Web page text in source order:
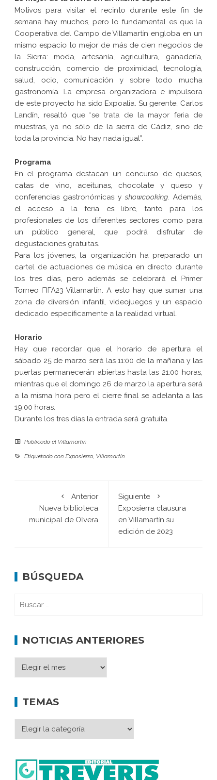
Motivos para visitar el recinto durante este fin de
semana hay muchos, pero lo fundamental es que la
Cooperativa del Campo de Villamartín engloba en un
mismo espacio lo mejor de más de cien negocios de
la Sierra: moda, artesanía, agricultura, ganadería,
construcción, comercio de proximidad, tecnología,
salud, ocio, comunicación y sobre todo mucha
gastronomía. La empresa organizadora e impulsora
de este proyecto ha sido Expoalia. Su gerente, Carlos
Landín, resaltó que “se trata de la mayor feria de
muestras, ya no sólo de la sierra de Cádiz, sino de
toda la provincia. No hay nada igual”.
Programa
En el programa destacan un concurso de quesos,
catas de vino, aceitunas, chocolate y queso y
conferencias gastronómicas y showcooking. Además,
el acceso a la feria es libre, tanto para los
profesionales de los diferentes sectores como para
un público general, que podrá disfrutar de
degustaciones gratuitas.
Para los jóvenes, la organización ha preparado un
cartel de actuaciones de música en directo durante
los tres días, pero además se celebrará el Primer
Torneo FIFA23 Villamartín. A esto hay que sumar una
zona de diversión infantil, videojuegos y un espacio
dedicado específicamente a la realidad virtual.
Horario
Hay que recordar que el horario de apertura el
sábado 25 de marzo será las 11:00 de la mañana y las
puertas permanecerán abiertas hasta las 21:00 horas,
mientras que el domingo 26 de marzo la apertura será
a la misma hora pero el cierre final se adelanta a las
19:00 horas.
Durante los tres días la entrada será gratuita.
Publicado el Villamartín
Etiquetado con Exposierra, Villamartín
Anterior
Nueva biblioteca
municipal de Olvera
Siguiente
Exposierra clausura
en Villamartín su
edición de 2023
BÚSQUEDA
NOTICIAS ANTERIORES
TEMAS